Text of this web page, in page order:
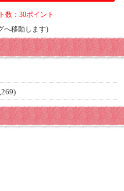
数：30ポイント
へ移動します)